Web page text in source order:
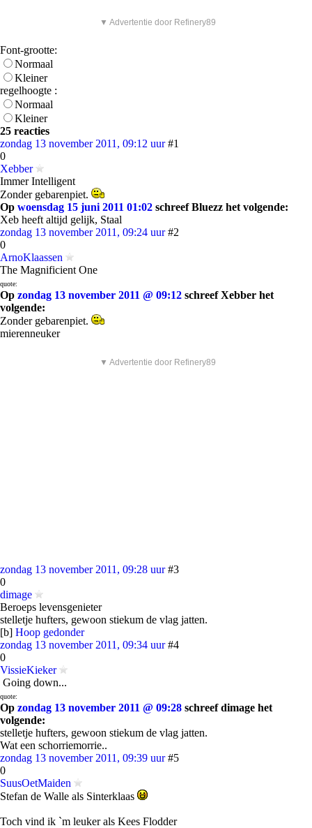
▼ Advertentie door Refinery89
Font-grootte:
Normaal
Kleiner
regelhoogte :
Normaal
Kleiner
25 reacties
zondag 13 november 2011, 09:12 uur #1
0
Xebber
Immer Intelligent
Zonder gebarenpiet.
Op woensdag 15 juni 2011 01:02 schreef Bluezz het volgende:
Xeb heeft altijd gelijk, Staal
zondag 13 november 2011, 09:24 uur #2
0
ArnoKlaassen
The Magnificient One
quote:
Op zondag 13 november 2011 @ 09:12 schreef Xebber het
volgende:
Zonder gebarenpiet.
mierenneuker
▼ Advertentie door Refinery89
zondag 13 november 2011, 09:28 uur #3
0
dimage
Beroeps levensgenieter
stelletje hufters, gewoon stiekum de vlag jatten.
[b] Hoop gedonder
zondag 13 november 2011, 09:34 uur #4
0
VissieKieker
Going down...
quote:
Op zondag 13 november 2011 @ 09:28 schreef dimage het
volgende:
stelletje hufters, gewoon stiekum de vlag jatten.
Wat een schorriemorrie..
zondag 13 november 2011, 09:39 uur #5
0
SuusOetMaiden
Stefan de Walle als Sinterklaas
Toch vind ik `m leuker als Kees Flodder